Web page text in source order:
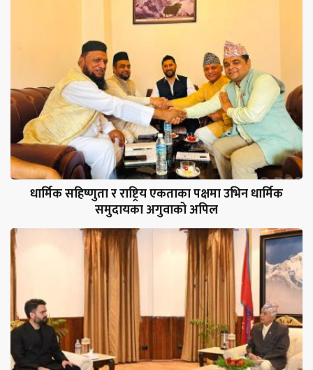
धार्मिक सहिष्णुता र राष्ट्रिय एकताका पक्षमा उभिन धार्मिक
समुदायका अगुवाको अपिल